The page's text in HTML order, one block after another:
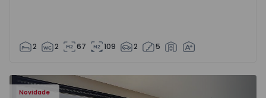
2 2 67 109 2 5
Novidade